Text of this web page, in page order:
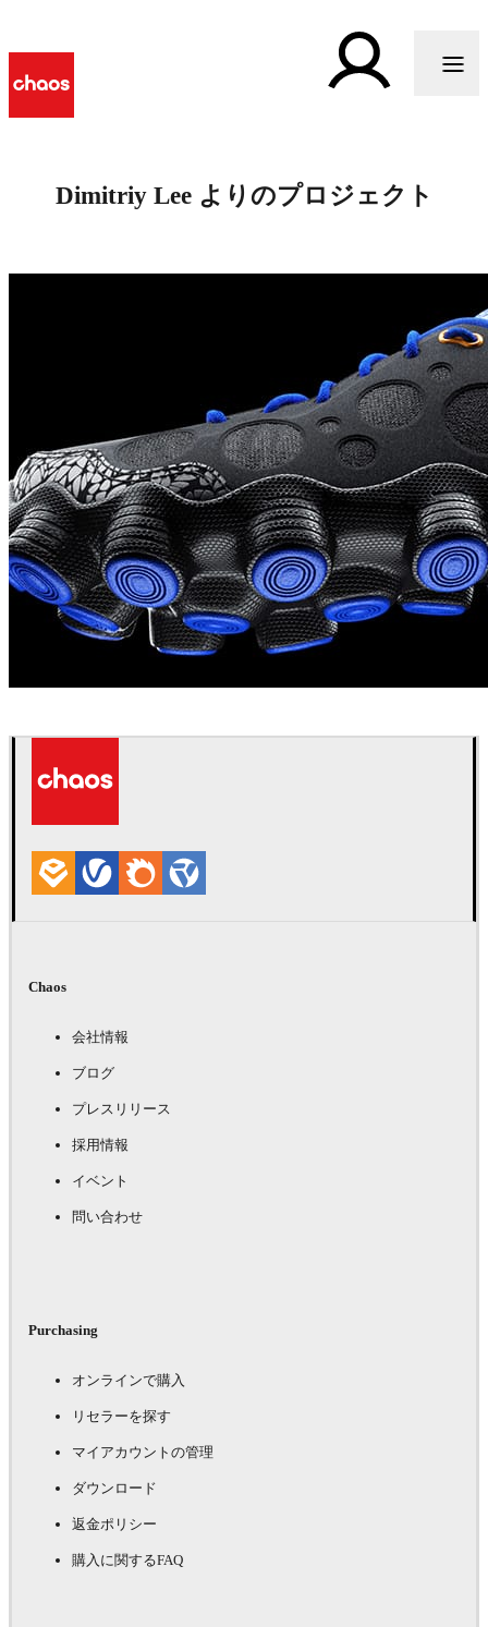
Dimitriy Lee よりのプロジェクト
Chaos
会社情報
ブログ
プレスリリース
採用情報
イベント
問い合わせ
Purchasing
オンラインで購入
リセラーを探す
マイアカウントの管理
ダウンロード
返金ポリシー
購入に関するFAQ